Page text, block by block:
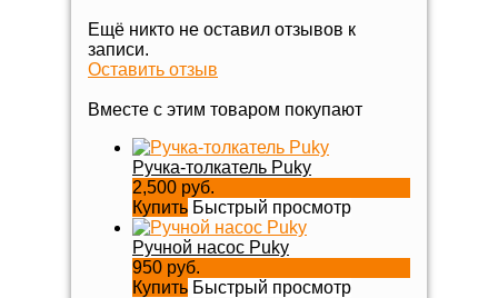
Ещё никто не оставил отзывов к
записи.
Оставить отзыв
Вместе с этим товаром покупают
Ручка-толкатель Puky
2,500 руб.
Купить Быстрый просмотр
Ручной насос Puky
950 руб.
Купить Быстрый просмотр